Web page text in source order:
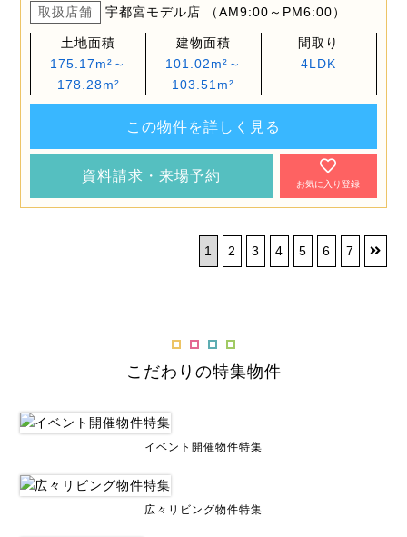
取扱店舗
宇都宮モデル店 （AM9:00～PM6:00）
土地面積
175.17m²～
178.28m²
建物面積
101.02m²～
103.51m²
間取り
4LDK
この物件を詳しく見る
資料請求・来場予約
お気に入り登録
1 2 3 4 5 6 7
こだわりの特集物件
イベント開催物件特集
広々リビング物件特集